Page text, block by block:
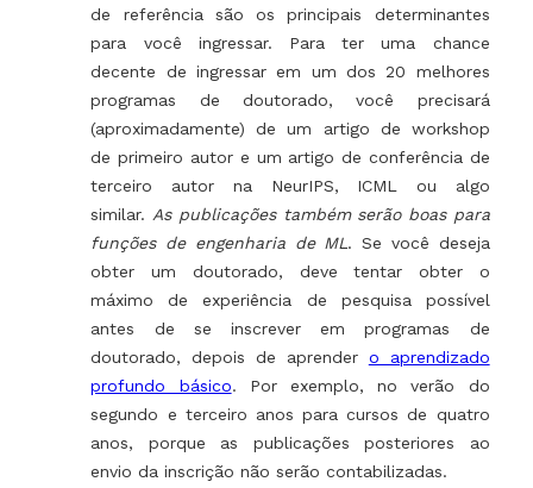
de referência são os principais determinantes
para você ingressar. Para ter uma chance
decente de ingressar em um dos 20 melhores
programas de doutorado, você precisará
(aproximadamente) de um artigo de workshop
de primeiro autor e um artigo de conferência de
terceiro autor na NeurIPS, ICML ou algo
similar.As publicações também serão boas para
funções de engenharia de ML. Se você deseja
obter um doutorado, deve tentar obter o
máximo de experiência de pesquisa possível
antes de se inscrever em programas de
doutorado, depois de aprender o aprendizado
profundo básico. Por exemplo, no verão do
segundo e terceiro anos para cursos de quatro
anos, porque as publicações posteriores ao
envio da inscrição não serão contabilizadas.